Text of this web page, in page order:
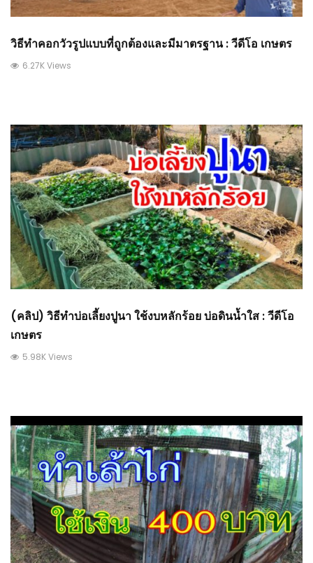
วิธีทำคอกวัวรูปแบบที่ถูกต้องและมีมาตรฐาน : วีดีโอ เกษตร
6.27K Views
(คลิป) วิธีทำบ่อเลี้ยงปูนา ใช้งบหลักร้อย บ่อดินน้ำใส : วีดีโอ
เกษตร
5.98K Views